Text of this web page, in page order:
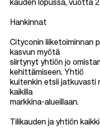
kauden lopussa, vuotta
Hankinnat
Cityconin liiketoiminnan
kasvun myötä
siirtynyt yhtiön jo
kehittämiseen. Yhtiö
kuitenkin etsii jatkuvasti
kaikilla
markkina-alueillaan.
Tilikauden ja yhtiön